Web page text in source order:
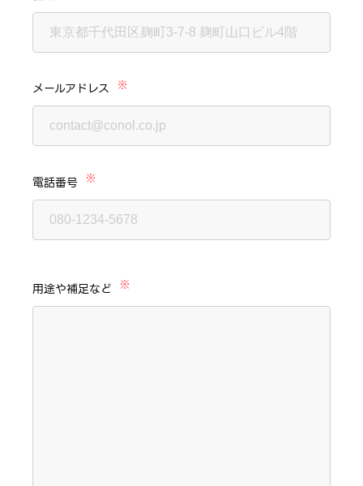
メールアドレス ※
電話番号 ※
用途や補足など ※